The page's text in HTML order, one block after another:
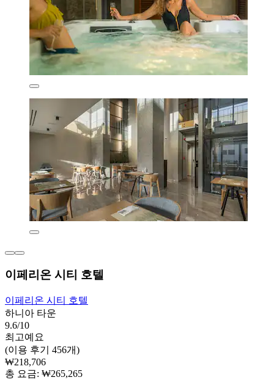
이페리온 시티 호텔
이페리온 시티 호텔
하니아 타운
9.6/10
최고예요
(이용 후기 456개)
₩218,706
총 요금: ₩265,265